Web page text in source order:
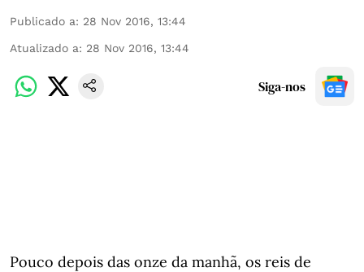
Publicado a: 28 Nov 2016, 13:44
Atualizado a: 28 Nov 2016, 13:44
Siga-nos
Pouco depois das onze da manhã, os reis de